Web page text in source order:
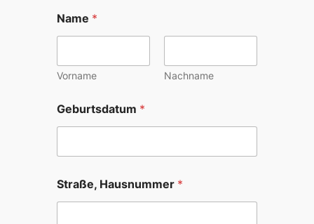
Name *
Vorname Nachname
Geburtsdatum *
Straße, Hausnummer *